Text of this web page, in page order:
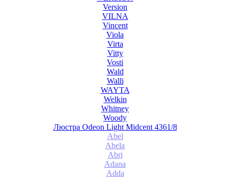
Version
VILNA
Vincent
Viola
Virta
Vitty
Vosti
Wald
Walli
WAYTA
Welkin
Whitney
Woody
Люстра Odeon Light Midcent 4361/8
Abel
Abela
Abri
Adana
Adda